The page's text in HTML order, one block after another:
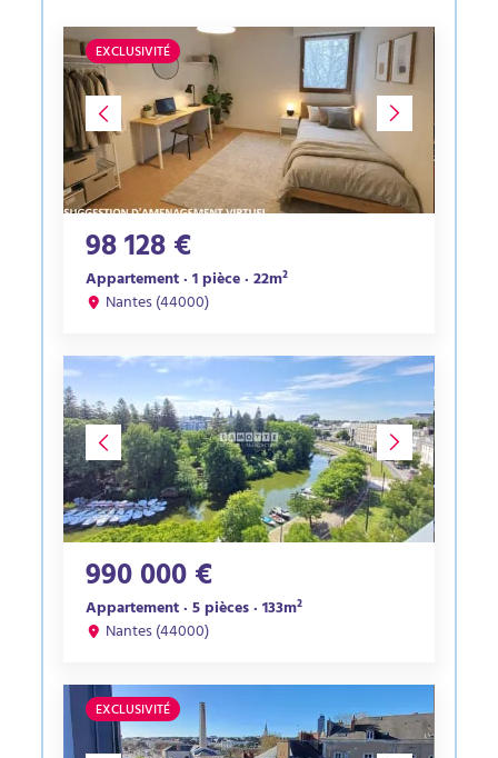
EXCLUSIVITÉ
98 128 €
Appartement · 1 pièce · 22m²
Nantes (44000)
990 000 €
Appartement · 5 pièces · 133m²
Nantes (44000)
EXCLUSIVITÉ